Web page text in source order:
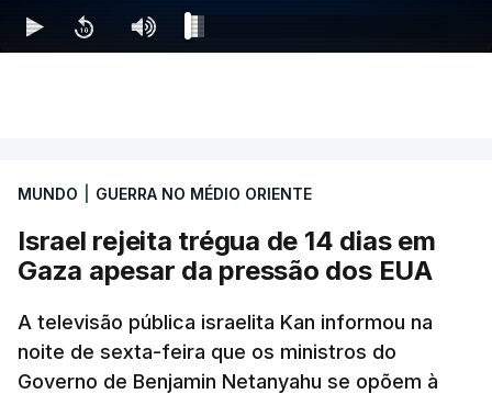
MUNDO GUERRA NO MÉDIO ORIENTE
Israel rejeita trégua de 14 dias em
Gaza apesar da pressão dos EUA
A televisão pública israelita Kan informou na
noite de sexta-feira que os ministros do
Governo de Benjamin Netanyahu se opõem à